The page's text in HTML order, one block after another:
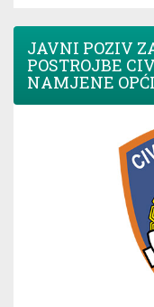
JAVNI POZIV
POSTROJBE
NAMJENE